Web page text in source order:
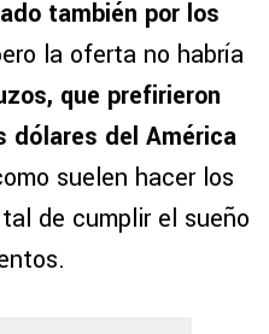
también por los
la oferta no habría
que prefirieron
dólares del América
suelen hacer los
de cumplir el sueño